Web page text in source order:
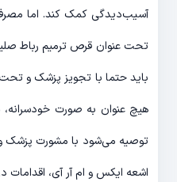
آسیب‌دیدگی کمک کند. اما مصرف
تحت عنوان قرص ترمیم رباط
باید حتما با تجویز پزشک و
هیچ عنوان به صورت خودسرانه،
توصیه می‌شود با مشورت پزشک و
اشعه ایکس و ام آر آی، اقدامات